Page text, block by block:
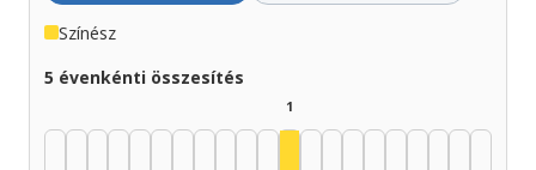
Színész
5 évenkénti összesítés
1